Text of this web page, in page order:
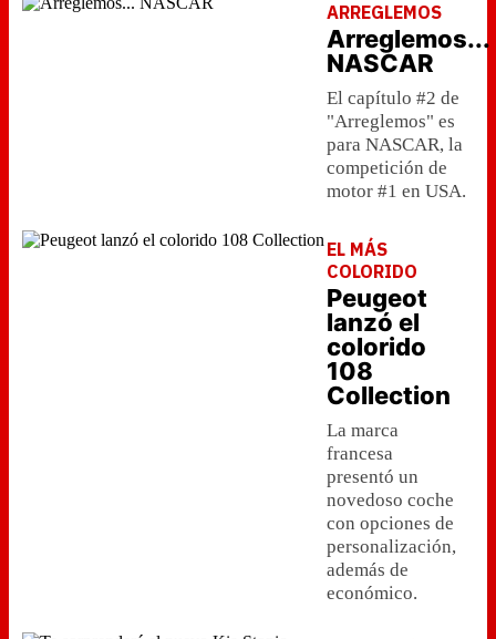
ARREGLEMOS
Arreglemos...
NASCAR
El capítulo #2 de
"Arreglemos" es
para NASCAR, la
competición de
motor #1 en USA.
EL MÁS
COLORIDO
Peugeot
lanzó el
colorido
108
Collection
La marca
francesa
presentó un
novedoso coche
con opciones de
personalización,
además de
económico.